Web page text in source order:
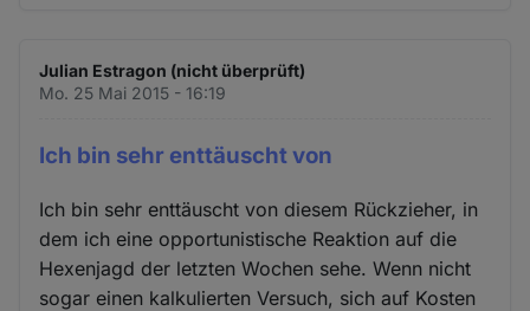
Julian Estragon (nicht überprüft)
Mo. 25 Mai 2015 - 16:19
Ich bin sehr enttäuscht von
Ich bin sehr enttäuscht von diesem Rückzieher, in
dem ich eine opportunistische Reaktion auf die
Hexenjagd der letzten Wochen sehe. Wenn nicht
sogar einen kalkulierten Versuch, sich auf Kosten